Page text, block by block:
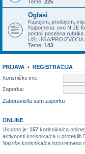
Teme: 225
Oglasi
Kupujem, prodajem,
Napomena: ovo NIJE
postoji posebna
USLUGA/PROIZVODA
Teme: 143
PRIJAVA • REGISTRACIJA
Korisničko ime:
Zaporka:
Zaboravio/la sam zaporku
ONLINE
Ukupno je: 157 korisnika/ca
aktivnosti korisnika/ca u proteklih
Najviše korisnika/ca istovremeno